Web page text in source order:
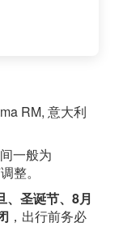
RM, 意大利
一般为
整。
、圣诞节、8月
，出行前务必